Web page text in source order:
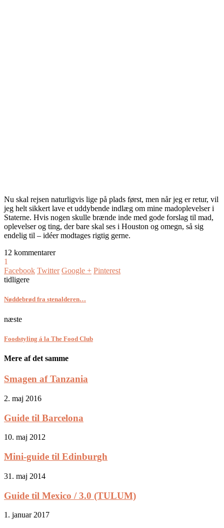
Nu skal rejsen naturligvis lige på plads først, men når jeg er retur, vil
jeg helt sikkert lave et uddybende indlæg om mine madoplevelser i
Staterne. Hvis nogen skulle brænde inde med gode forslag til mad,
oplevelser og ting, der bare skal ses i Houston og omegn, så sig
endelig til – idéer modtages rigtig gerne.
12 kommentarer
1
Facebook Twitter Google + Pinterest
tidligere
Nøddebrød fra stenalderen…
næste
Foodstyling á la The Food Club
Mere af det samme
Smagen af Tanzania
2. maj 2016
Guide til Barcelona
10. maj 2012
Mini-guide til Edinburgh
31. maj 2014
Guide til Mexico / 3.0 (TULUM)
1. januar 2017